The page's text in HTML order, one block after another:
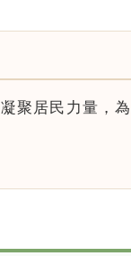
聚居民力量，為